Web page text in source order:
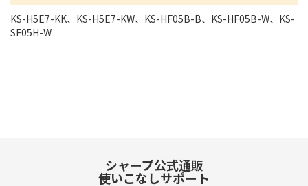
KS-H5E7-KK、KS-H5E7-KW、KS-HF05B-B、KS-HF05B-W、KS-
SF05H-W
シャープ公式通販
使いこなしサポート